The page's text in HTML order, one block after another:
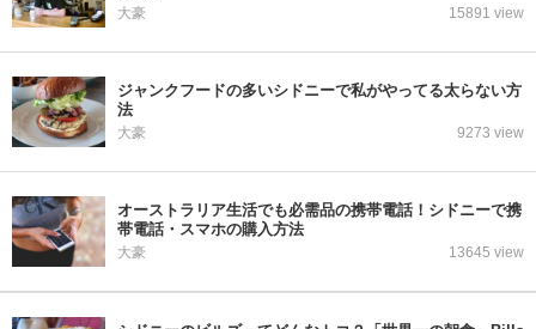
大豪 15891 view
ジャンクフードの多いシドニーで私がやってる太らない方
法
大豪 9273 view
オーストラリア生活でも必需品の携帯電話！シドニーで携
帯電話・スマホの購入方法
大豪 13645 view